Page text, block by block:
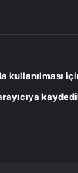
kullanılması